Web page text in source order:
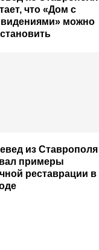
что «Дом с
можно
из Ставрополя
примеры
реставрации в